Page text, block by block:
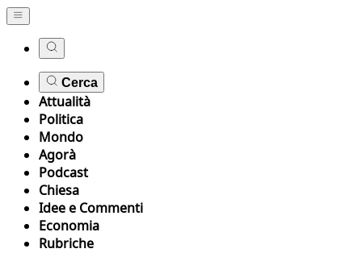
Cerca
Attualità
Politica
Mondo
Agorà
Podcast
Chiesa
Idee e Commenti
Economia
Rubriche